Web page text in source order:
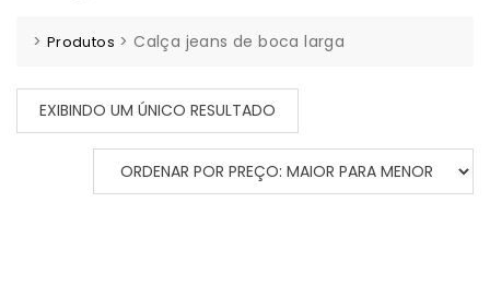
> Produtos >Calça jeans de boca larga
EXIBINDO UM ÚNICO RESULTADO